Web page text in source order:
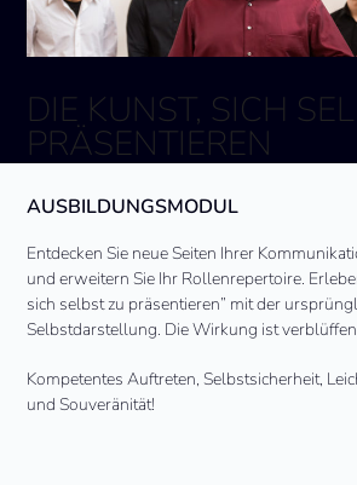
DIE KUNST, SICH
PRÄSENTIEREN
AUSBILDUNGSMODUL
Entdecken Sie neue Seiten Ihrer
und erweitern Sie Ihr Rollenrepertoire.
sich selbst zu präsentieren” mit der
Selbstdarstellung. Die Wirkung ist
Kompetentes Auftreten, Selbstsicherheit,
und Souveränität!